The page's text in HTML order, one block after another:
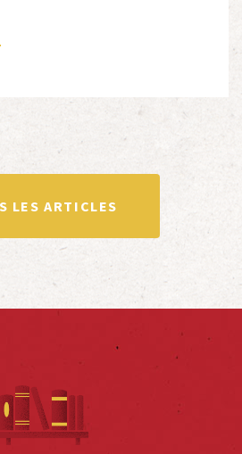
Afin d’atteindre cet objectif,
entretient des liens amicaux
afin de faire vivre […]
LES ARTICLES